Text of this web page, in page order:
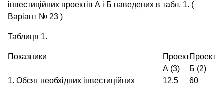
інвестиційних проектів А і Б наведених в табл. 1. (
Варіант № 23 )
Таблиця 1.
Показники
Проект
А (3)
Проект
Б (2)
1. Обсяг необхідних інвестиційних
12,5 60